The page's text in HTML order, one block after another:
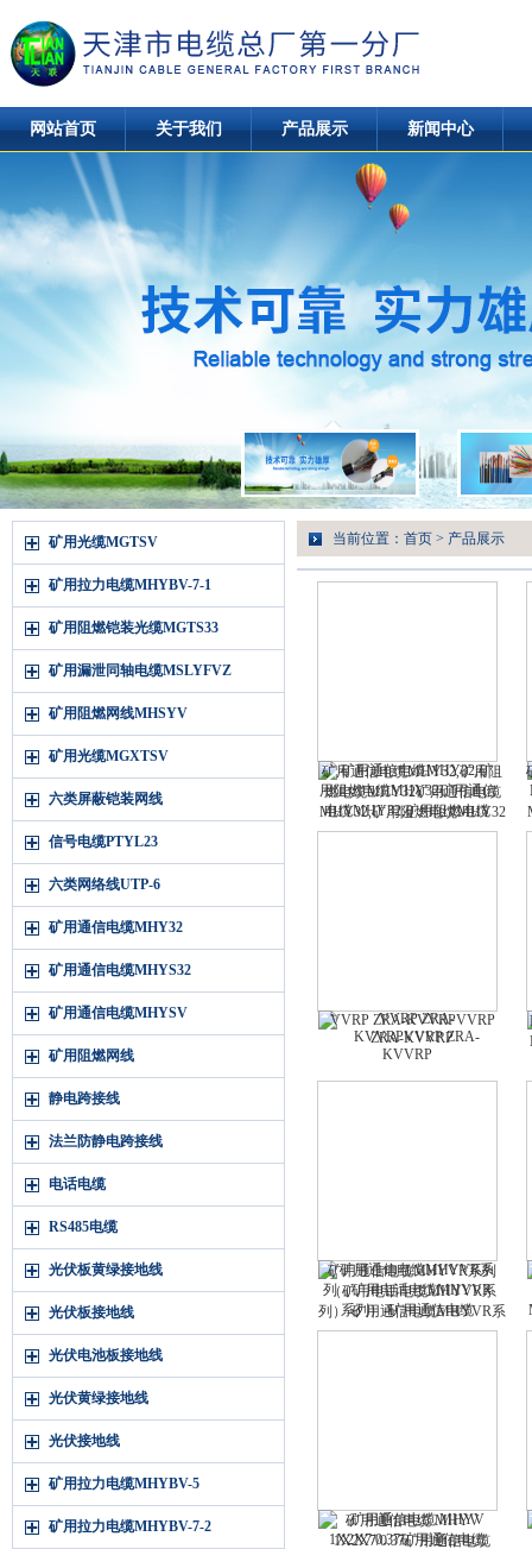
网站首页 关于我们 产品展示 新闻中心
矿用光缆MGTSV
矿用拉力电缆MHYBV-7-1
矿用阻燃铠装光缆MGTS33
矿用漏泄同轴电缆MSLYFVZ
矿用阻燃网线MHSYV
矿用光缆MGXTSV
六类屏蔽铠装网线
信号电缆PTYL23
六类网络线UTP-6
矿用通信电缆MHY32
矿用通信电缆MHYS32
矿用通信电缆MHYSV
矿用阻燃网线
静电跨接线
法兰防静电跨接线
电话电缆
RS485电缆
光伏板黄绿接地线
光伏板接地线
光伏电池板接地线
光伏黄绿接地线
光伏接地线
矿用拉力电缆MHYBV-5
矿用拉力电缆MHYBV-7-2
当前位置： 首页 > 产品展示
矿用通信电缆MHY32,矿用阻
燃电缆MHY32矿用通信电缆
MHY32,矿用阻燃电缆MHY32
VVRP ZRA-KVVRPVVRP
ZRA-KVVRP
矿用通信电缆MHYVR系列
（矿用电话电缆MHYVR系
列）-矿用通信电缆MHYVR系
列（矿用电话电缆MHYVR系
矿用通信电缆 MHYV
1X2X7/0.37矿用通信电缆